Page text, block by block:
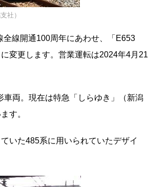
社）
線開通100周年にあわせ、「E653
変更します。営業運転は2024年4月21
両。現在は特急「しらゆき」（新潟
す。
いた485系に用いられていたデザイ